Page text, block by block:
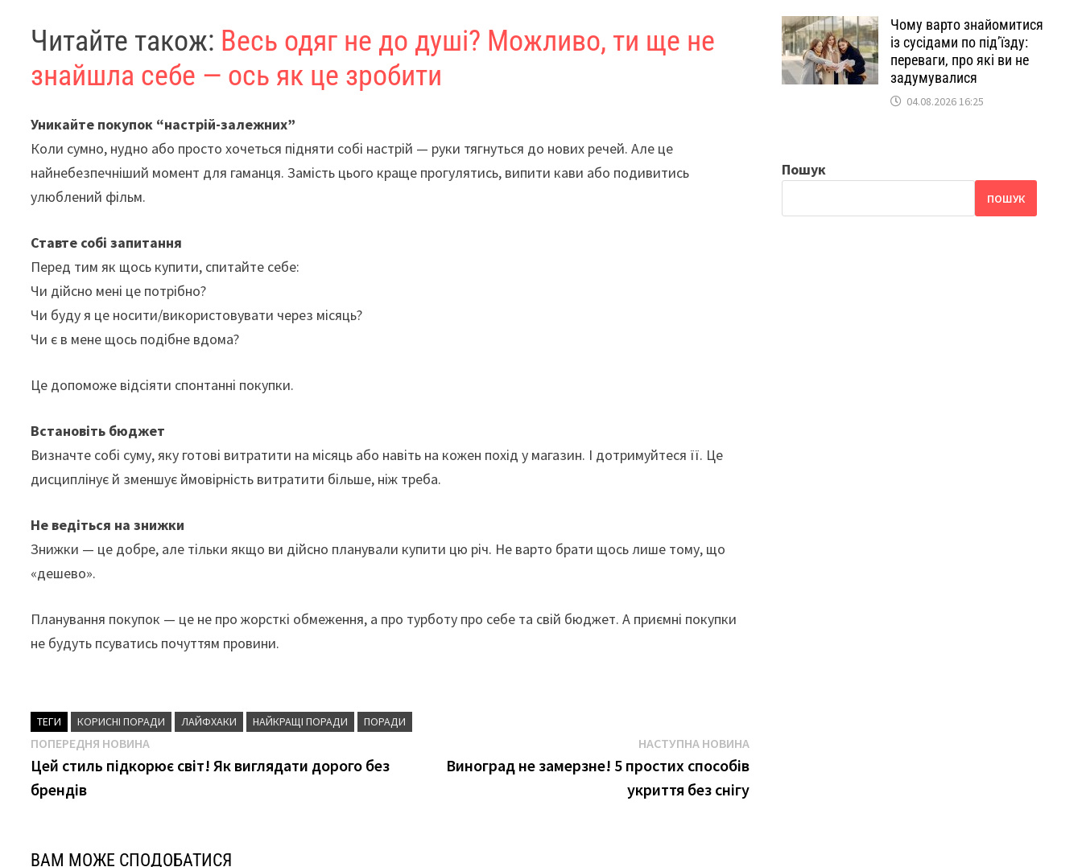
Читайте також: Весь одяг не до душі? Можливо, ти ще не
знайшла себе — ось як це зробити
Уникайте покупок “настрій-залежних”
Коли сумно, нудно або просто хочеться підняти собі настрій — руки тягнуться до нових речей. Але це
найнебезпечніший момент для гаманця. Замість цього краще прогулятись, випити кави або подивитись
улюблений фільм.
Ставте собі запитання
Перед тим як щось купити, спитайте себе:
Чи дійсно мені це потрібно?
Чи буду я це носити/використовувати через місяць?
Чи є в мене щось подібне вдома?
Це допоможе відсіяти спонтанні покупки.
Встановіть бюджет
Визначте собі суму, яку готові витратити на місяць або навіть на кожен похід у магазин. І дотримуйтеся її. Це
дисциплінує й зменшує ймовірність витратити більше, ніж треба.
Не ведіться на знижки
Знижки — це добре, але тільки якщо ви дійсно планували купити цю річ. Не варто брати щось лише тому, що
«дешево».
Планування покупок — це не про жорсткі обмеження, а про турботу про себе та свій бюджет. А приємні покупки
не будуть псуватись почуттям провини.
ТЕГИ КОРИСНІ ПОРАДИ ЛАЙФХАКИ НАЙКРАЩІ ПОРАДИ ПОРАДИ
Навігація
записів
ПОПЕРЕДНЯ НОВИНАПопередня
новина
Цей стиль підкорює світ! Як виглядати дорого без
брендів
НАСТУПНА НОВИНАНаступна
новина
Виноград не замерзне! 5 простих способів
укриття без снігу
ВАМ МОЖЕ СПОДОБАТИСЯ
Чому варто знайомитися
із сусідами по під’їзду:
переваги, про які ви не
задумувалися
04.08.2026 16:25
Пошук
ПОШУК